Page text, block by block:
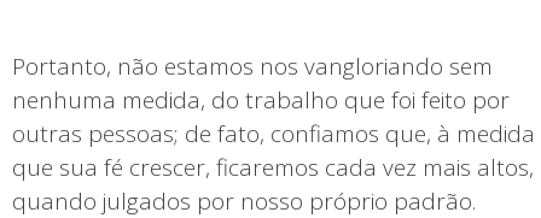
Portanto, não estamos nos vangloriando sem
nenhuma medida, do trabalho que foi feito por
outras pessoas; de fato, confiamos que, à medida
que sua fé crescer, ficaremos cada vez mais altos,
quando julgados por nosso próprio padrão.